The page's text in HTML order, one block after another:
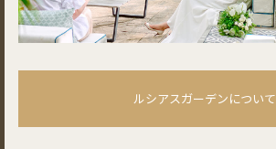
ルシアスガーデンについて